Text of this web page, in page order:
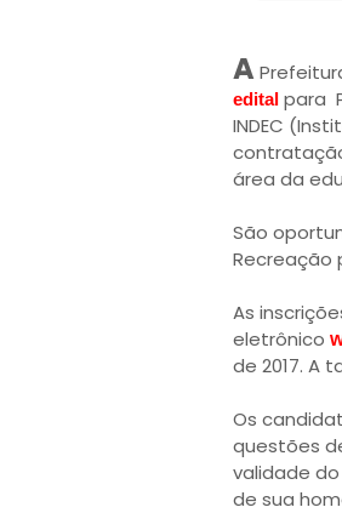
A
edital para
INDEC
área da
São
Recreação
As
eletrônico
de 2017. A
Os
questões
validade
de sua